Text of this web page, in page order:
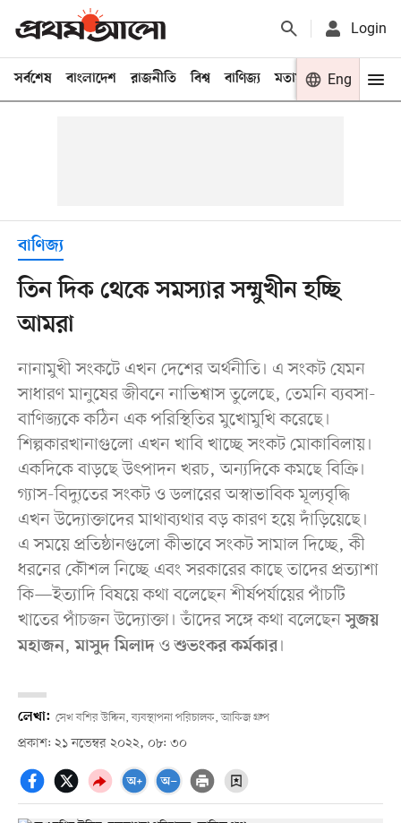
Login
সর্বশেষ বাংলাদেশ রাজনীতি বিশ্ব বাণিজ্য মতামত খেলা
Eng
বাণিজ্য
তিন দিক থেকে সমস্যার সম্মুখীন হচ্ছি
আমরা
নানামুখী সংকটে এখন দেশের অর্থনীতি। এ সংকট যেমন
সাধারণ মানুষের জীবনে নাভিশ্বাস তুলেছে, তেমনি ব্যবসা-
বাণিজ্যকে কঠিন এক পরিস্থিতির মুখোমুখি করেছে।
শিল্পকারখানাগুলো এখন খাবি খাচ্ছে সংকট মোকাবিলায়।
একদিকে বাড়ছে উৎপাদন খরচ, অন্যদিকে কমছে বিক্রি।
গ্যাস-বিদ্যুতের সংকট ও ডলারের অস্বাভাবিক মূল্যবৃদ্ধি
এখন উদ্যোক্তাদের মাথাব্যথার বড় কারণ হয়ে দাঁড়িয়েছে।
এ সময়ে প্রতিষ্ঠানগুলো কীভাবে সংকট সামাল দিচ্ছে, কী
ধরনের কৌশল নিচ্ছে এবং সরকারের কাছে তাদের প্রত্যাশা
কি—ইত্যাদি বিষয়ে কথা বলেছেন শীর্ষপর্যায়ের পাঁচটি
খাতের পাঁচজন উদ্যোক্তা। তাঁদের সঙ্গে কথা বলেছেনসুজয়
মহাজন,মাসুদ মিলাদ ওশুভংকর কর্মকার।
লেখা: সেখ বশির উদ্দিন, ব্যবস্থাপনা পরিচালক, আকিজ গ্রুপ
প্রকাশ: ২১ নভেম্বর ২০২২, ০৮: ৩০